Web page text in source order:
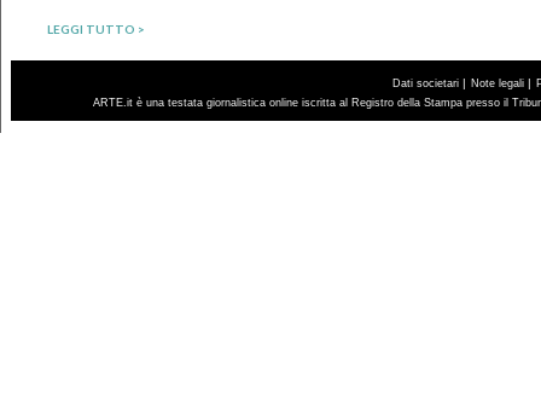
LEGGI TUTTO >
Dati societari | Note legali |
ARTE.it è una testata giornalistica online iscritta al Registro della Stampa presso il